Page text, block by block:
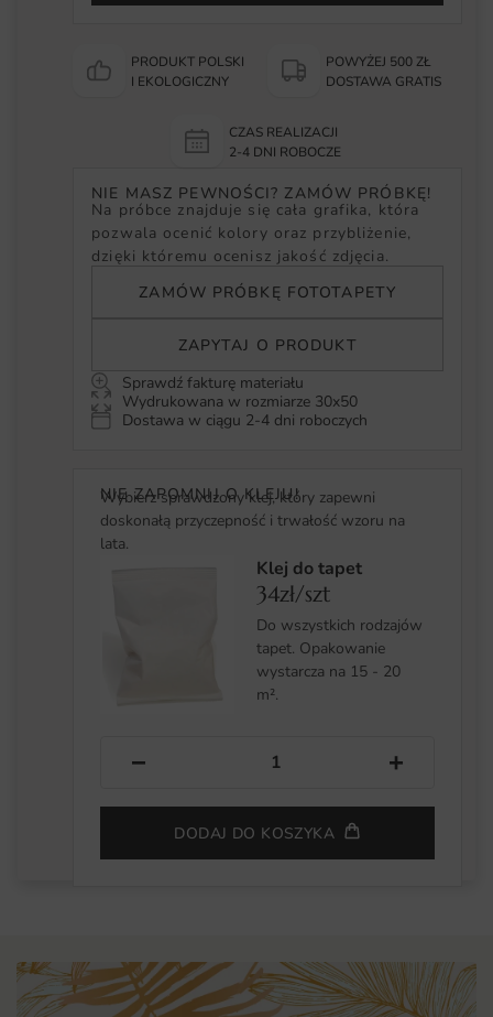
PRODUKT POLSKI
I EKOLOGICZNY
POWYŻEJ 500 ZŁ
DOSTAWA GRATIS
CZAS REALIZACJI
2-4 DNI ROBOCZE
NIE MASZ PEWNOŚCI? ZAMÓW PRÓBKĘ!
Na próbce znajduje się cała grafika, która
pozwala ocenić kolory oraz przybliżenie,
dzięki któremu ocenisz jakość zdjęcia.
ZAMÓW PRÓBKĘ FOTOTAPETY
ZAPYTAJ O PRODUKT
Sprawdź fakturę materiału
Wydrukowana w rozmiarze 30x50
Dostawa w ciągu 2-4 dni roboczych
NIE ZAPOMNIJ O KLEJU!
Wybierz sprawdzony klej, który zapewni
doskonałą przyczepność i trwałość wzoru na
lata.
Klej do tapet
34zł/szt
Do wszystkich rodzajów
tapet. Opakowanie
wystarcza na 15 - 20
m².
− +
DODAJ DO KOSZYKA